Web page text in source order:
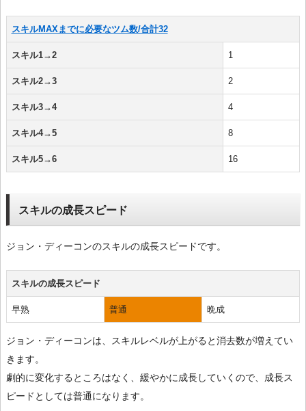
スキルMAXまでに必要なツム数/合計32
スキル1→2 1
スキル2→3 2
スキル3→4 4
スキル4→5 8
スキル5→6 16
スキルの成長スピード
ジョン・ディーコンのスキルの成長スピードです。
スキルの成長スピード
早熟 普通 晩成
ジョン・ディーコンは、スキルレベルが上がると消去数が増えてい
きます。
劇的に変化するところはなく、緩やかに成長していくので、成長ス
ピードとしては普通になります。